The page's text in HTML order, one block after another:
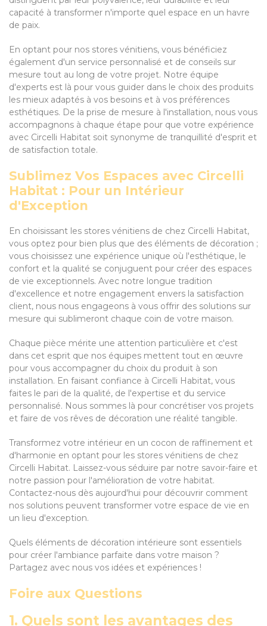
capacité à transformer n'importe quel espace en un havre
de paix.
En optant pour nos stores vénitiens, vous bénéficiez
également d'un service personnalisé et de conseils sur
mesure tout au long de votre projet. Notre équipe
d'experts est là pour vous guider dans le choix des produits
les mieux adaptés à vos besoins et à vos préférences
esthétiques. De la prise de mesure à l'installation, nous vous
accompagnons à chaque étape pour que votre expérience
avec Circelli Habitat soit synonyme de tranquillité d'esprit et
de satisfaction totale.
Sublimez Vos Espaces avec Circelli
Habitat : Pour un Intérieur
d'Exception
En choisissant les stores vénitiens de chez Circelli Habitat,
vous optez pour bien plus que des éléments de décoration ;
vous choisissez une expérience unique où l'esthétique, le
confort et la qualité se conjuguent pour créer des espaces
de vie exceptionnels. Avec notre longue tradition
d'excellence et notre engagement envers la satisfaction
client, nous nous engageons à vous offrir des solutions sur
mesure qui sublimeront chaque coin de votre maison.
Chaque pièce mérite une attention particulière et c'est
dans cet esprit que nos équipes mettent tout en œuvre
pour vous accompagner du choix du produit à son
installation. En faisant confiance à Circelli Habitat, vous
faites le pari de la qualité, de l'expertise et du service
personnalisé. Nous sommes là pour concrétiser vos projets
et faire de vos rêves de décoration une réalité tangible.
Transformez votre intérieur en un cocon de raffinement et
d'harmonie en optant pour les stores vénitiens de chez
Circelli Habitat. Laissez-vous séduire par notre savoir-faire et
notre passion pour l'amélioration de votre habitat.
Contactez-nous dès aujourd'hui pour découvrir comment
nos solutions peuvent transformer votre espace de vie en
un lieu d'exception.
Quels éléments de décoration intérieure sont essentiels
pour créer l'ambiance parfaite dans votre maison ?
Partagez avec nous vos idées et expériences !
Foire aux Questions
1. Quels sont les avantages des